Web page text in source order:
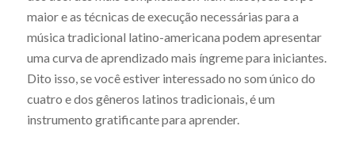
maior e as técnicas de execução necessárias para a
música tradicional latino-americana podem apresentar
uma curva de aprendizado mais íngreme para iniciantes.
Dito isso, se você estiver interessado no som único do
cuatro e dos gêneros latinos tradicionais, é um
instrumento gratificante para aprender.